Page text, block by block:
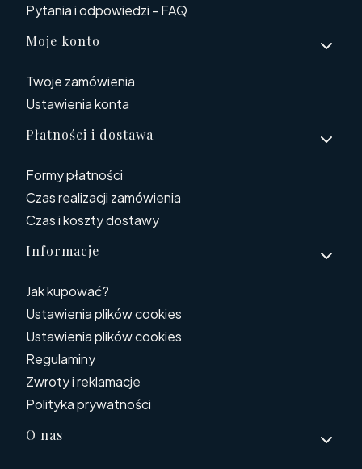
Pytania i odpowiedzi - FAQ
Moje konto
Twoje zamówienia
Ustawienia konta
Płatności i dostawa
Formy płatności
Czas realizacji zamówienia
Czas i koszty dostawy
Informacje
Jak kupować?
Ustawienia plików cookies
Ustawienia plików cookies
Regulaminy
Zwroty i reklamacje
Polityka prywatności
O nas